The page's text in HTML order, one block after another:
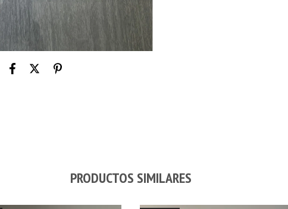
PRODUCTOS SIMILARES